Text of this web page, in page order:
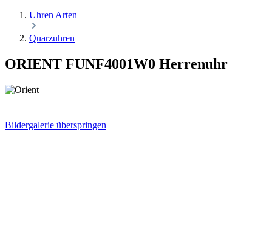
Uhren Arten
Quarzuhren
ORIENT FUNF4001W0 Herrenuhr
Bildergalerie überspringen